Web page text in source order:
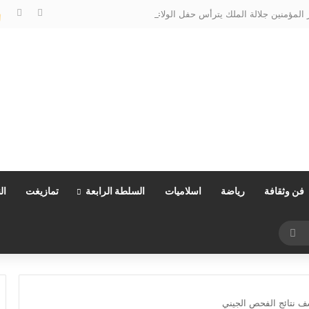
جلالة الملك يترأس حفل الولاء بالقصر الملكي بتطوان
فن وثقافة رياضة اسلاميات السلطة الرابعة تمازيغت
عن
نتائج الفحص الجيني